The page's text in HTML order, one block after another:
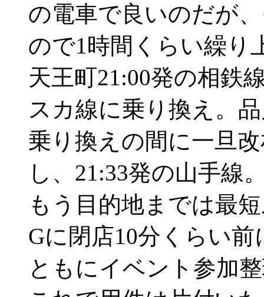
の電車で良いのだが
ので1時間くらい繰り
天王町21:00発の相鉄
スカ線に乗り換え。
乗り換えの間に一旦
し、21:33発の山手線
もう目的地までは最
Gに閉店10分くらい
ともにイベント参加